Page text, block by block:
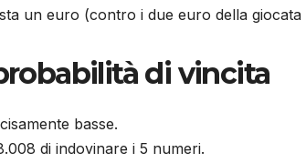
un euro (contro i due euro della giocata
di vincita
basse.
di indovinare i 5 numeri.